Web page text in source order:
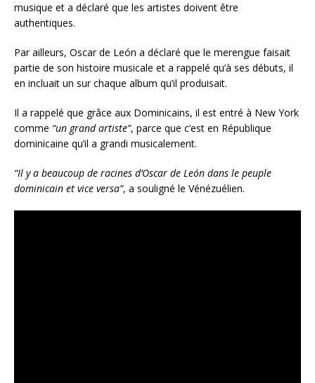
musique et a déclaré que les artistes doivent être
authentiques.
Par ailleurs, Oscar de León a déclaré que le merengue faisait
partie de son histoire musicale et a rappelé qu’à ses débuts, il
en incluait un sur chaque album qu’il produisait.
Il a rappelé que grâce aux Dominicains, il est entré à New York
comme “un grand artiste”, parce que c’est en République
dominicaine qu’il a grandi musicalement.
“Il y a beaucoup de racines d’Oscar de León dans le peuple
dominicain et vice versa”, a souligné le Vénézuélien.